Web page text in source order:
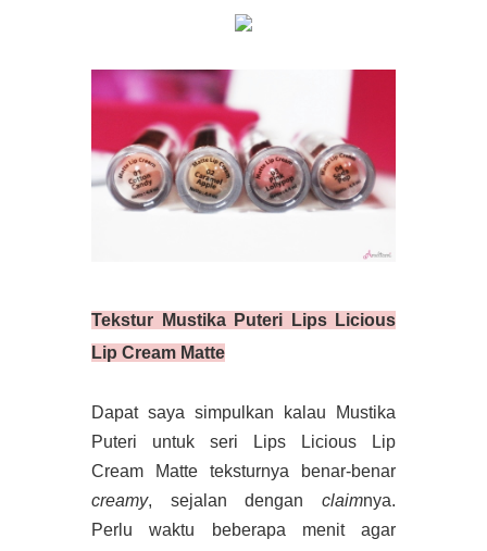
Tekstur
Mustika Puteri Lips Licious
Lip Cream Matte
Dapat saya simpulkan kalau Mustika
Puteri untuk seri Lips Licious Lip
Cream Matte teksturnya benar-benar
creamy, sejalan dengan claimnya.
Perlu waktu beberapa menit agar